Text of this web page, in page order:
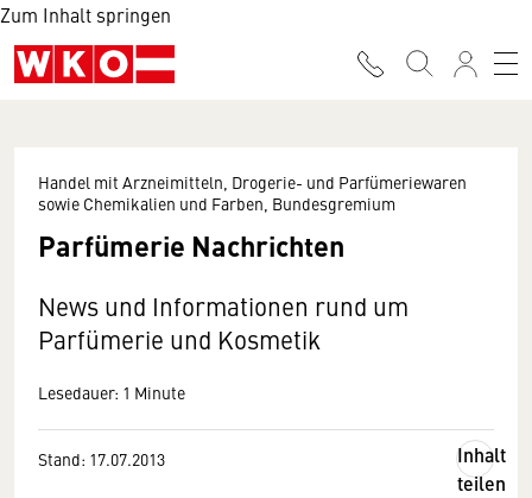
Zum Inhalt springen
Handel mit Arzneimitteln, Drogerie- und Parfümeriewaren
sowie Chemikalien und Farben, Bundesgremium
Parfümerie Nachrichten
News und Informationen rund um
Parfümerie und Kosmetik
Lesedauer: 1 Minute
Stand: 17.07.2013
Inhalt
teilen